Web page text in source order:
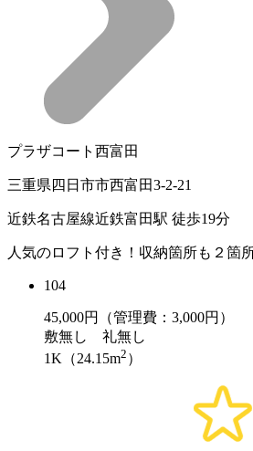
プラザコート西富田
三重県四日市市西富田3-2-21
近鉄名古屋線近鉄富田駅 徒歩19分
人気のロフト付き！収納箇所も２箇
104
45,000円（管理費：3,000円）
敷無し 礼無し
1K（24.15m2 ）